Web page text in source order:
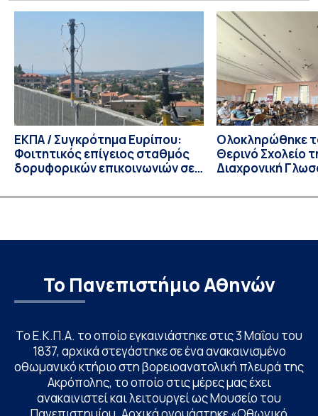
παράταση της προθεσμίας υποβολής εκδήλωσης
ενδιαφέροντος για την φοίτηση σε Προγράμματα Σπουδών,
Τμημάτων του Πανεπιστημίου μας στο Παράρτημα Κύπρου
για το ακαδημαϊκό έτος 2026-2027, έως τη Δευτέρα 31
Αυγούστου 2026. […]
ΕΚΠΑ / Συγκρότημα Ευρίπου:
Φοιτητικός επίγειος σταθμός
δορυφορικών επικοινωνιών σε
Ολοκληρώθηκε
Θερινό Σχολείο
Διαχρονική
Linguistics in
Το Πανεπιστήμιο Αθηνών
Το Ε.Κ.Π.Α. το οποίο εγκαινιάστηκε στις 3 Μαΐου του
1837, αρχικά στεγάστηκε σε ένα ανακαινισμένο
οθωμανικό κτήριο στη βορειοανατολική πλευρά της
Ακρόπολης, το οποίο στις μέρες μας έχει
ανακαινιστεί και λειτουργεί ως Μουσείο του